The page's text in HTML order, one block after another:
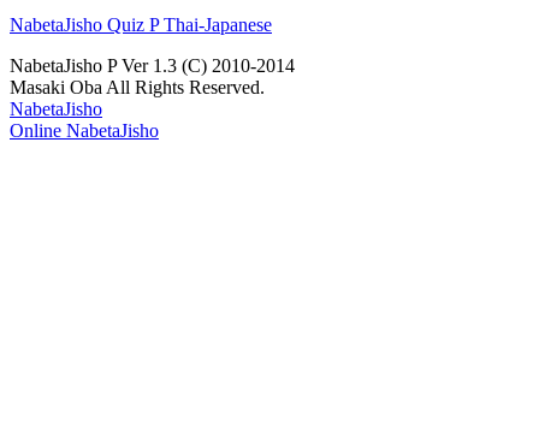
NabetaJisho Quiz P Thai-Japanese
NabetaJisho P Ver 1.3 (C) 2010-2014
Masaki Oba All Rights Reserved.
NabetaJisho
Online NabetaJisho